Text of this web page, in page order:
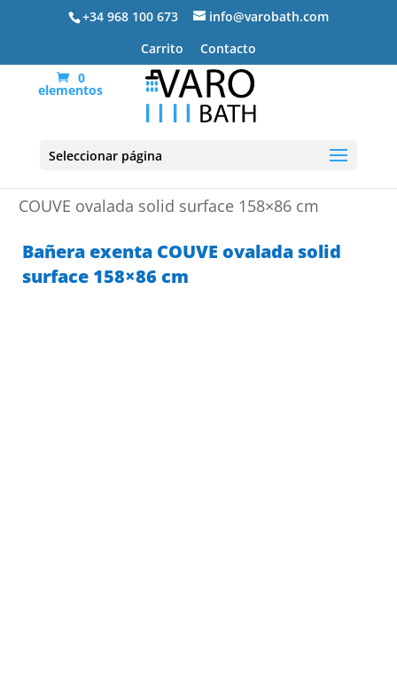
+34 968 100 673
info@varobath.com
Carrito
Contacto
0
elementos
Seleccionar página
COUVE ovalada solid surface 158×86 cm
Bañera exenta COUVE ovalada solid
surface 158×86 cm